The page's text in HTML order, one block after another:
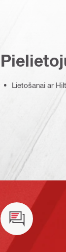
Lietošanai ar